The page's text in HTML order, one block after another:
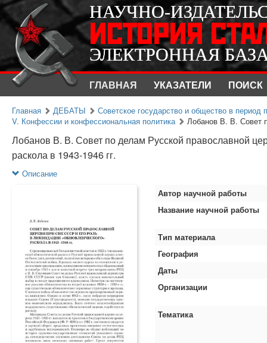
НАУЧНО-
ИСТОРИЯ
ЭЛЕКТРОННАЯ
ГЛАВНАЯ УКАЗАТЕЛИ ПОИСК
НАУЧНО-
ИСТОРИЯ
ЭЛЕКТРОННАЯ
Главная ДЕБАТЫ
Советское государство и общество в период
V. Конфессии и конфессиональная политика
Лобанов В. В. Совет
Лобанов В. В. Совет по делам Русской православной
раскола в 1943-1946 гг.
Описание
Автор научной работы
Название научной работы
Тип материала
География
Даты
Организации
Тематика